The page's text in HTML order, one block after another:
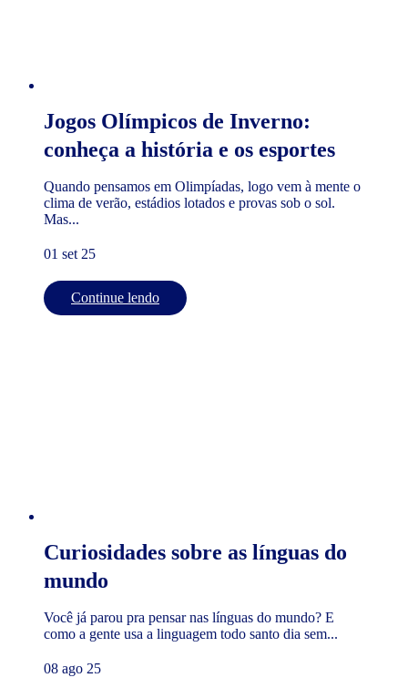
Jogos Olímpicos de Inverno:
conheça a história e os esportes
Quando pensamos em Olimpíadas, logo vem à mente o
clima de verão, estádios lotados e provas sob o sol.
Mas...
01 set 25
Continue lendo
Curiosidades sobre as línguas do
mundo
Você já parou pra pensar nas línguas do mundo? E
como a gente usa a linguagem todo santo dia sem...
08 ago 25